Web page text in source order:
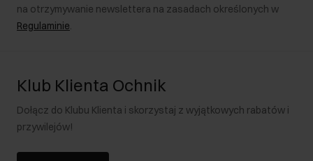
na otrzymywanie newslettera na zasadach określonych w
Regulaminie.
Klub Klienta Ochnik
Dołącz do Klubu Klienta i skorzystaj z wyjątkowych rabatów i
przywilejów!